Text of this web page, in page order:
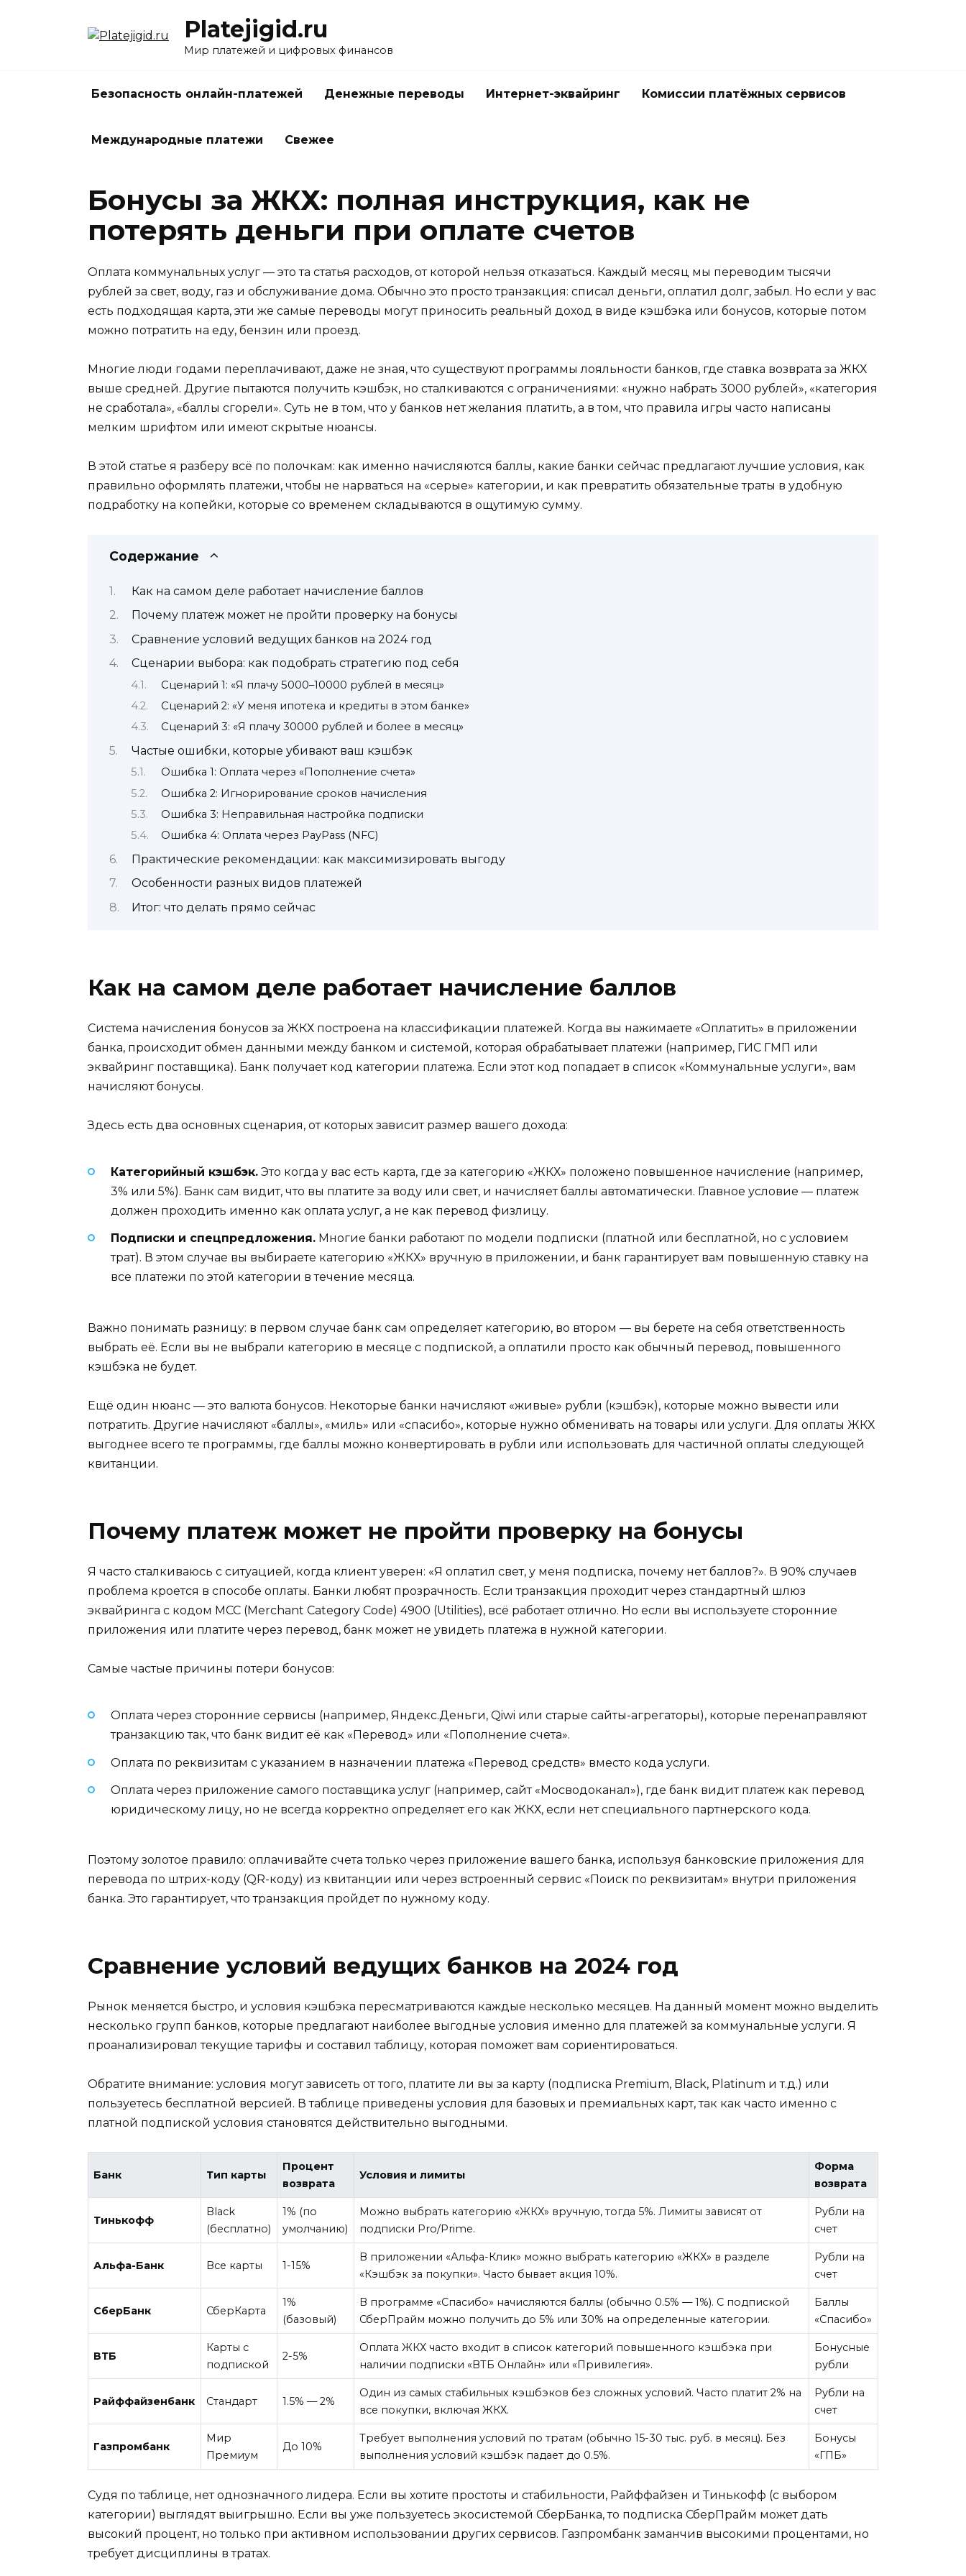
Platejigid.ru
Мир платежей и цифровых финансов
Безопасность онлайн-платежей Денежные переводы Интернет-эквайринг Комиссии платёжных сервисов
Международные платежи Свежее
Бонусы за ЖКХ: полная инструкция, как не
потерять деньги при оплате счетов
Оплата коммунальных услуг — это та статья расходов, от которой нельзя отказаться. Каждый месяц мы переводим тысячи
рублей за свет, воду, газ и обслуживание дома. Обычно это просто транзакция: списал деньги, оплатил долг, забыл. Но если у вас
есть подходящая карта, эти же самые переводы могут приносить реальный доход в виде кэшбэка или бонусов, которые потом
можно потратить на еду, бензин или проезд.
Многие люди годами переплачивают, даже не зная, что существуют программы лояльности банков, где ставка возврата за ЖКХ
выше средней. Другие пытаются получить кэшбэк, но сталкиваются с ограничениями: «нужно набрать 3000 рублей», «категория
не сработала», «баллы сгорели». Суть не в том, что у банков нет желания платить, а в том, что правила игры часто написаны
мелким шрифтом или имеют скрытые нюансы.
В этой статье я разберу всё по полочкам: как именно начисляются баллы, какие банки сейчас предлагают лучшие условия, как
правильно оформлять платежи, чтобы не нарваться на «серые» категории, и как превратить обязательные траты в удобную
подработку на копейки, которые со временем складываются в ощутимую сумму.
Содержание
Как на самом деле работает начисление баллов
Почему платеж может не пройти проверку на бонусы
Сравнение условий ведущих банков на 2024 год
Сценарии выбора: как подобрать стратегию под себя
Сценарий 1: «Я плачу 5000–10000 рублей в месяц»
Сценарий 2: «У меня ипотека и кредиты в этом банке»
Сценарий 3: «Я плачу 30000 рублей и более в месяц»
Частые ошибки, которые убивают ваш кэшбэк
Ошибка 1: Оплата через «Пополнение счета»
Ошибка 2: Игнорирование сроков начисления
Ошибка 3: Неправильная настройка подписки
Ошибка 4: Оплата через PayPass (NFC)
Практические рекомендации: как максимизировать выгоду
Особенности разных видов платежей
Итог: что делать прямо сейчас
Как на самом деле работает начисление баллов
Система начисления бонусов за ЖКХ построена на классификации платежей. Когда вы нажимаете «Оплатить» в приложении
банка, происходит обмен данными между банком и системой, которая обрабатывает платежи (например, ГИС ГМП или
эквайринг поставщика). Банк получает код категории платежа. Если этот код попадает в список «Коммунальные услуги», вам
начисляют бонусы.
Здесь есть два основных сценария, от которых зависит размер вашего дохода:
Категорийный кэшбэк. Это когда у вас есть карта, где за категорию «ЖКХ» положено повышенное начисление (например,
3% или 5%). Банк сам видит, что вы платите за воду или свет, и начисляет баллы автоматически. Главное условие — платеж
должен проходить именно как оплата услуг, а не как перевод физлицу.
Подписки и спецпредложения. Многие банки работают по модели подписки (платной или бесплатной, но с условием
трат). В этом случае вы выбираете категорию «ЖКХ» вручную в приложении, и банк гарантирует вам повышенную ставку на
все платежи по этой категории в течение месяца.
Важно понимать разницу: в первом случае банк сам определяет категорию, во втором — вы берете на себя ответственность
выбрать её. Если вы не выбрали категорию в месяце с подпиской, а оплатили просто как обычный перевод, повышенного
кэшбэка не будет.
Ещё один нюанс — это валюта бонусов. Некоторые банки начисляют «живые» рубли (кэшбэк), которые можно вывести или
потратить. Другие начисляют «баллы», «миль» или «спасибо», которые нужно обменивать на товары или услуги. Для оплаты ЖКХ
выгоднее всего те программы, где баллы можно конвертировать в рубли или использовать для частичной оплаты следующей
квитанции.
Почему платеж может не пройти проверку на бонусы
Я часто сталкиваюсь с ситуацией, когда клиент уверен: «Я оплатил свет, у меня подписка, почему нет баллов?». В 90% случаев
проблема кроется в способе оплаты. Банки любят прозрачность. Если транзакция проходит через стандартный шлюз
эквайринга с кодом MCC (Merchant Category Code) 4900 (Utilities), всё работает отлично. Но если вы используете сторонние
приложения или платите через перевод, банк может не увидеть платежа в нужной категории.
Самые частые причины потери бонусов:
Оплата через сторонние сервисы (например, Яндекс.Деньги, Qiwi или старые сайты-агрегаторы), которые перенаправляют
транзакцию так, что банк видит её как «Перевод» или «Пополнение счета».
Оплата по реквизитам с указанием в назначении платежа «Перевод средств» вместо кода услуги.
Оплата через приложение самого поставщика услуг (например, сайт «Мосводоканал»), где банк видит платеж как перевод
юридическому лицу, но не всегда корректно определяет его как ЖКХ, если нет специального партнерского кода.
Поэтому золотое правило: оплачивайте счета только через приложение вашего банка, используя банковские приложения для
перевода по штрих-коду (QR-коду) из квитанции или через встроенный сервис «Поиск по реквизитам» внутри приложения
банка. Это гарантирует, что транзакция пройдет по нужному коду.
Сравнение условий ведущих банков на 2024 год
Рынок меняется быстро, и условия кэшбэка пересматриваются каждые несколько месяцев. На данный момент можно выделить
несколько групп банков, которые предлагают наиболее выгодные условия именно для платежей за коммунальные услуги. Я
проанализировал текущие тарифы и составил таблицу, которая поможет вам сориентироваться.
Обратите внимание: условия могут зависеть от того, платите ли вы за карту (подписка Premium, Black, Platinum и т.д.) или
пользуетесь бесплатной версией. В таблице приведены условия для базовых и премиальных карт, так как часто именно с
платной подпиской условия становятся действительно выгодными.
Банк Тип карты
Процент
возврата
Условия и лимиты
Форма
возврата
Тинькофф
Black
(бесплатно)
1% (по
умолчанию)
Можно выбрать категорию «ЖКХ» вручную, тогда 5%. Лимиты зависят от
подписки Pro/Prime.
Рубли на
счет
Альфа-Банк Все карты 1-15%
В приложении «Альфа-Клик» можно выбрать категорию «ЖКХ» в разделе
«Кэшбэк за покупки». Часто бывает акция 10%.
Рубли на
счет
СберБанк СберКарта
1%
(базовый)
В программе «Спасибо» начисляются баллы (обычно 0.5% — 1%). С подпиской
СберПрайм можно получить до 5% или 30% на определенные категории.
Баллы
«Спасибо»
ВТБ
Карты с
подпиской
2-5%
Оплата ЖКХ часто входит в список категорий повышенного кэшбэка при
наличии подписки «ВТБ Онлайн» или «Привилегия».
Бонусные
рубли
Райффайзенбанк Стандарт 1.5% — 2%
Один из самых стабильных кэшбэков без сложных условий. Часто платит 2% на
все покупки, включая ЖКХ.
Рубли на
счет
Газпромбанк
Мир
Премиум
До 10%
Требует выполнения условий по тратам (обычно 15-30 тыс. руб. в месяц). Без
выполнения условий кэшбэк падает до 0.5%.
Бонусы
«ГПБ»
Судя по таблице, нет однозначного лидера. Если вы хотите простоты и стабильности, Райффайзен и Тинькофф (с выбором
категории) выглядят выигрышно. Если вы уже пользуетесь экосистемой СберБанка, то подписка СберПрайм может дать
высокий процент, но только при активном использовании других сервисов. Газпромбанк заманчив высокими процентами, но
требует дисциплины в тратах.